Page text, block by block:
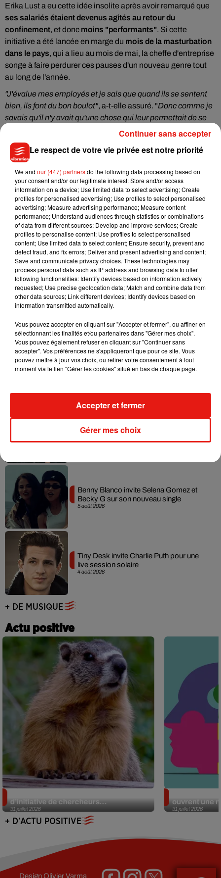
Erika Lust a eu cette idée insolite après avoir remarqué que
ses salariés étaient devenus agités au retour du
confinement, et donc moins "performants". Si cette
initiative a été lancée en marge du mois de la masturbation
dans le pays, qui a lieu au mois de mai, la cheffe d'entreprise
songe à faire perdurer ces pauses d'un nouveau genre tout
au long de l'année.
"J'évalue mes employés et je sais que quand ils se sentent
bien, ils font du bon boulot", a-t-elle assuré. "Donc comme je
savais qu'il n'y avait qu'une chose qui leur permettait de se
sentir bien, j'ai installé cette station privée de masturbation
pour qu'ils s'éclatent"
Musique
7 août 2026
Julien Lieb s’essaye à la vie de chatelain
dans son nouveau clip
7 août 2026
Madonna sort enfin le remix de « Love
Sensation » avec Kylie Minogue
Tayc et Didi B dévoilent le single le plus
dansant de l’année
collaboration tant attendue
5 août 2026
Benny Blanco invite Selena Gomez et
Becky G sur son nouveau single
4 août 2026
Tiny Desk invite Charlie Puth pour une
live session solaire
+ DE MUSIQUE
Actu positive
31 juillet 2026
d’initiative de chercheurs...
31 juillet 2026
ouvrent une
+ D'ACTU POSITIVE
DesignOlivier Varma
Le respect de votre vie privée est notre priorité
We and our (447) partnersdo the following data processing based on
your consent and/or our legitimate interest: Store and/or access
information on a device; Use limited data to select advertising; Create
profiles for personalised advertising; Use profiles to select personalised
advertising; Measure advertising performance; Measure content
performance; Understand audiences through statistics or combinations
of data from different sources; Develop and improve services; Create
profiles to personalise content; Use profiles to select personalised
content; Use limited data to select content; Ensure security, prevent and
detect fraud, and fix errors; Deliver and present advertising and content;
Save and communicate privacy choices. These technologies may
process personal data such as IP address and browsing data to offer
following functionalities: Identify devices based on information actively
requested; Use precise geolocation data; Match and combine data from
other data sources; Link different devices; Identify devices based on
information transmitted automatically.
Vous pouvez accepter en cliquant sur "Accepter et fermer", ou affiner en
sélectionnant les finalités et/ou partenaires dans "Gérer mes choix".
Vous pouvez également refuser en cliquant sur "Continuer sans
accepter". Vos préférences ne s'appliqueront que pour ce site. Vous
pouvez mettre à jour vos choix, ou retirer votre consentement à tout
moment via le lien "Gérer les cookies" situé en bas de chaque page.
Gérer mes choix
Accepter et fermer
Continuer sans accepter